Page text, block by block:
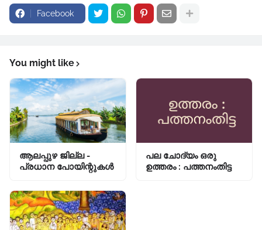
Facebook
You might like
ആലപ്പുഴ ജില്ല -
പ്രധാന പോയിന്റുകൾ
പല ചോദ്യം ഒരു
ഉത്തരം : പത്തനംതിട്ട